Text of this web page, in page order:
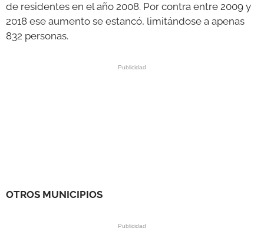
de residentes en el año 2008. Por contra entre 2009 y
2018 ese aumento se estancó, limitándose a apenas
832 personas.
OTROS MUNICIPIOS